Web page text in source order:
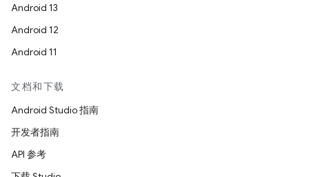
Android 13
Android 12
Android 11
文档和下载
Android Studio 指南
开发者指南
API 参考